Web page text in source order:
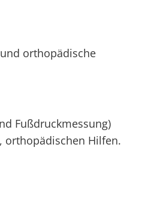
orthopädische
Fußdruckmessung)
orthopädischen Hilfen.